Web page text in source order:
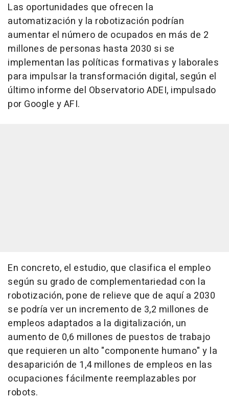
Las oportunidades que ofrecen la
automatización y la robotización podrían
aumentar el número de ocupados en más de 2
millones de personas hasta 2030 si se
implementan las políticas formativas y laborales
para impulsar la transformación digital, según el
último informe del Observatorio ADEI, impulsado
por Google y AFI.
En concreto, el estudio, que clasifica el empleo
según su grado de complementariedad con la
robotización, pone de relieve que de aquí a 2030
se podría ver un incremento de 3,2 millones de
empleos adaptados a la digitalización, un
aumento de 0,6 millones de puestos de trabajo
que requieren un alto "componente humano" y la
desaparición de 1,4 millones de empleos en las
ocupaciones fácilmente reemplazables por
robots.